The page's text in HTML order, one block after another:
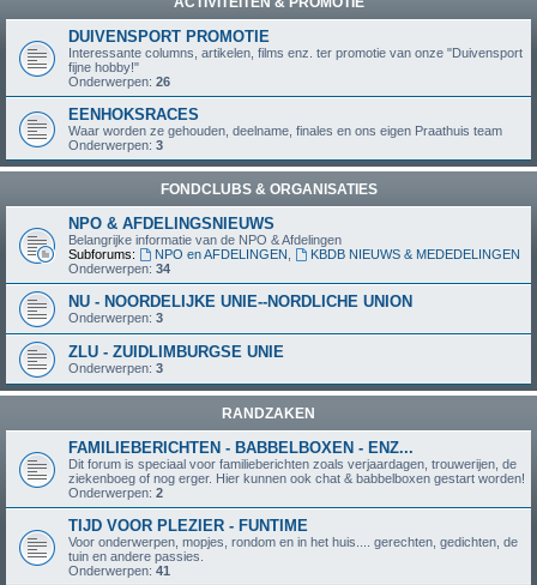
DUIVENSPORT PROMOTIE
Interessante columns, artikelen, films enz. ter promotie van onze "Duivensport
fijne hobby!"
Onderwerpen: 26
EENHOKSRACES
Waar worden ze gehouden, deelname, finales en ons eigen Praathuis team
Onderwerpen: 3
FONDCLUBS & ORGANISATIES
NPO & AFDELINGSNIEUWS
Belangrijke informatie van de NPO & Afdelingen
Subforums:
NPO en AFDELINGEN
KBDB NIEUWS & MEDEDELINGEN
Onderwerpen: 34
NU - NOORDELIJKE UNIE--NORDLICHE UNION
Onderwerpen: 3
ZLU - ZUIDLIMBURGSE UNIE
Onderwerpen: 3
RANDZAKEN
FAMILIEBERICHTEN - BABBELBOXEN - ENZ...
Dit forum is speciaal voor familieberichten zoals verjaardagen, trouwerijen, de
ziekenboeg of nog erger. Hier kunnen ook chat & babbelboxen gestart worden!
Onderwerpen: 2
TIJD VOOR PLEZIER - FUNTIME
Voor onderwerpen, mopjes, rondom en in het huis.... gerechten, gedichten, de
tuin en andere passies.
Onderwerpen: 41